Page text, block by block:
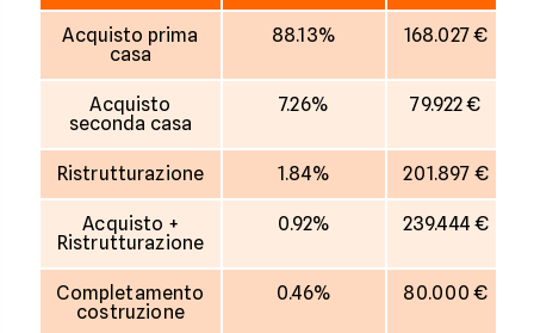
Acquisto prima
casa
88.13% 168.027 €
Acquisto
seconda casa
7.26% 79.922 €
Ristrutturazione 1.84% 201.897 €
Acquisto +
Ristrutturazione
0.92% 239.444 €
Completamento
costruzione
0.46% 80.000 €